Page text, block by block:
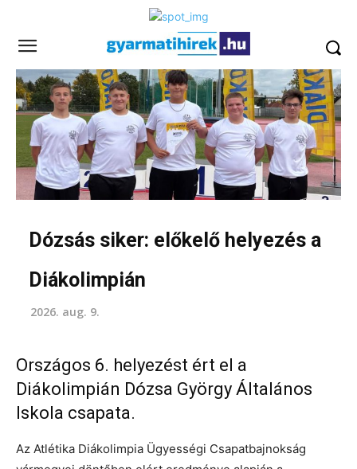
Dózsás siker: előkelő helyezés a
Diákolimpián
2026. aug. 9.
Országos 6. helyezést ért el a
Diákolimpián Dózsa György Általános
Iskola csapata.
Az Atlétika Diákolimpia Ügyességi Csapatbajnokság